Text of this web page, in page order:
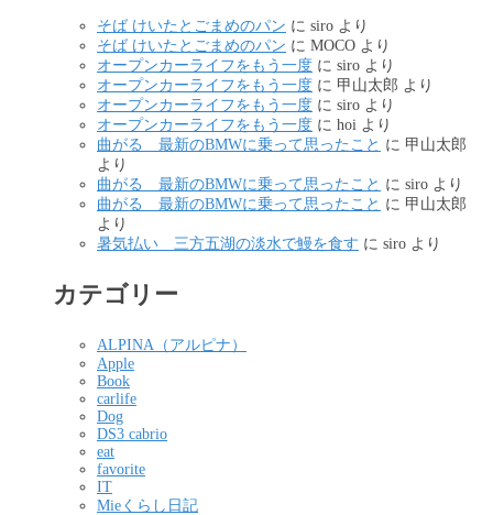
そば けいたとごまめのパン に siro より
そば けいたとごまめのパン に MOCO より
オープンカーライフをもう一度 に siro より
オープンカーライフをもう一度 に 甲山太郎 より
オープンカーライフをもう一度 に siro より
オープンカーライフをもう一度 に hoi より
曲がる 最新のBMWに乗って思ったこと に 甲山太郎
より
曲がる 最新のBMWに乗って思ったこと に siro より
曲がる 最新のBMWに乗って思ったこと に 甲山太郎
より
暑気払い 三方五湖の淡水で鰻を食す に siro より
カテゴリー
ALPINA（アルピナ）
Apple
Book
carlife
Dog
DS3 cabrio
eat
favorite
IT
Mieくらし日記